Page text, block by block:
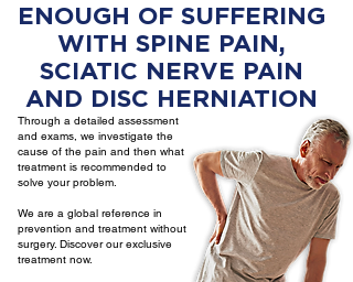
ENOUGH OF SUFFERING
WITH SPINE PAIN,
SCIATIC NERVE PAIN
AND DISC HERNIATION
Through a detailed assessment
and exams, we investigate the
cause of the pain and then what
treatment is recommended to
solve your problem.
We are a global reference in
prevention and treatment without
surgery. Discover our exclusive
treatment now.